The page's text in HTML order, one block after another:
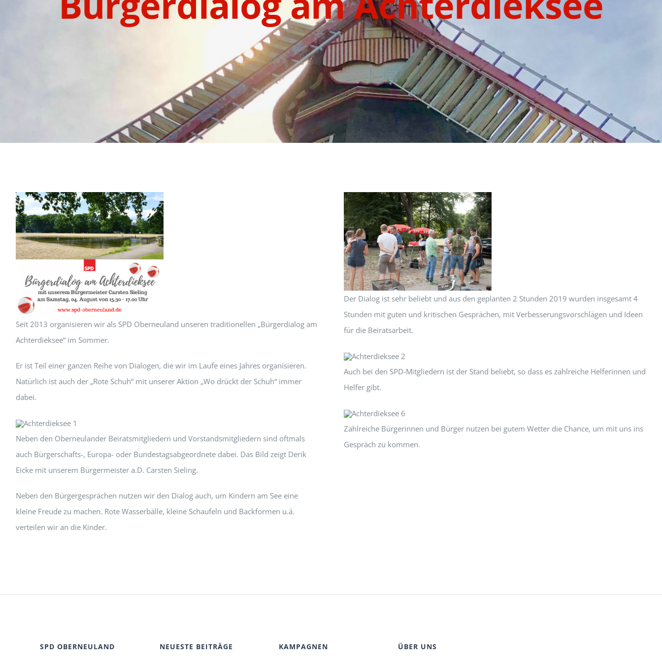
Seit 2013 organisieren wir als SPD Oberneuland unseren traditionellen „Bürgerdialog am
Achterdieksee“ im Sommer.
Er ist Teil einer ganzen Reihe von Dialogen, die wir im Laufe eines Jahres organisieren.
Natürlich ist auch der „Rote Schuh“ mit unserer Aktion „Wo drückt der Schuh“ immer
dabei.
Neben den Oberneulander Beiratsmitgliedern und Vorstandsmitgliedern sind oftmals
auch Bürgerschafts-, Europa- oder Bundestagsabgeordnete dabei. Das Bild zeigt Derik
Eicke mit unserem Bürgermeister a.D. Carsten Sieling.
Neben den Bürgergesprächen nutzen wir den Dialog auch, um Kindern am See eine
kleine Freude zu machen. Rote Wasserbälle, kleine Schaufeln und Backformen u.ä.
verteilen wir an die Kinder.
Der Dialog ist sehr beliebt und aus den geplanten 2 Stunden 2019 wurden insgesamt 4
Stunden mit guten und kritischen Gesprächen, mit Verbesserungsvorschlägen und Ideen
für die Beiratsarbeit.
Auch bei den SPD-Mitgliedern ist der Stand beliebt, so dass es zahlreiche Helferinnen und
Helfer gibt.
Zahlreiche Bürgerinnen und Bürger nutzen bei gutem Wetter die Chance, um mit uns ins
Gespräch zu kommen.
SPD OBERNEULAND NEUESTE BEITRÄGE KAMPAGNEN ÜBER UNS